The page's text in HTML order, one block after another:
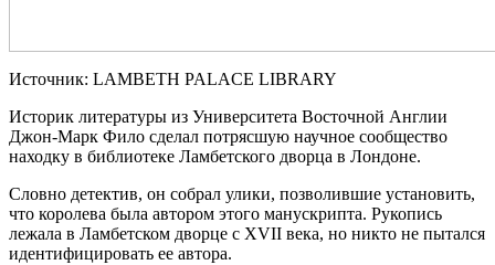
Источник: LAMBETH PALACE LIBRARY
Историк литературы из Университета Восточной Англии
Джон-Марк Фило сделал потрясшую научное сообщество
находку в библиотеке Ламбетского дворца в Лондоне.
Словно детектив, он собрал улики, позволившие установить,
что королева была автором этого манускрипта. Рукопись
лежала в Ламбетском дворце с XVII века, но никто не пытался
идентифицировать ее автора.